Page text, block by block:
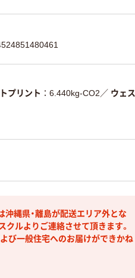
プリント 6.440kg-CO2 ／ ウェス
縄県・離島が配送エリア外とな
クルよりご連絡させて頂きます。
び一般住宅へのお届けができかね